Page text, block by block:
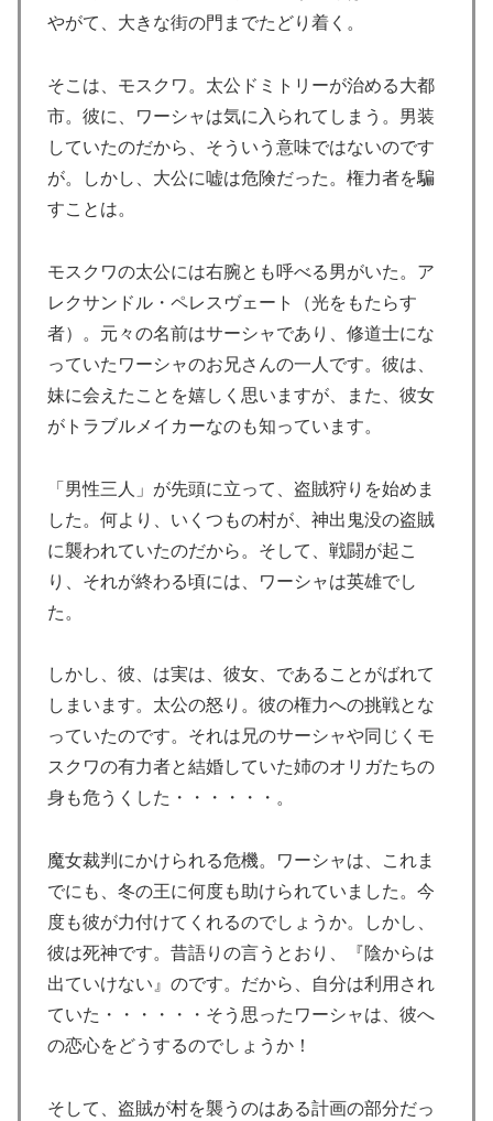
やがて、大きな街の門までたどり着く。
そこは、モスクワ。太公ドミトリーが治める大都
市。彼に、ワーシャは気に入られてしまう。男装
していたのだから、そういう意味ではないのです
が。しかし、大公に嘘は危険だった。権力者を騙
すことは。
モスクワの太公には右腕とも呼べる男がいた。ア
レクサンドル・ペレスヴェート（光をもたらす
者）。元々の名前はサーシャであり、修道士にな
っていたワーシャのお兄さんの一人です。彼は、
妹に会えたことを嬉しく思いますが、また、彼女
がトラブルメイカーなのも知っています。
「男性三人」が先頭に立って、盗賊狩りを始めま
した。何より、いくつもの村が、神出鬼没の盗賊
に襲われていたのだから。そして、戦闘が起こ
り、それが終わる頃には、ワーシャは英雄でし
た。
しかし、彼、は実は、彼女、であることがばれて
しまいます。太公の怒り。彼の権力への挑戦とな
っていたのです。それは兄のサーシャや同じくモ
スクワの有力者と結婚していた姉のオリガたちの
身も危うくした・・・・・・。
魔女裁判にかけられる危機。ワーシャは、これま
でにも、冬の王に何度も助けられていました。今
度も彼が力付けてくれるのでしょうか。しかし、
彼は死神です。昔語りの言うとおり、『陰からは
出ていけない』のです。だから、自分は利用され
ていた・・・・・・そう思ったワーシャは、彼へ
の恋心をどうするのでしょうか！
そして、盗賊が村を襲うのはある計画の部分だっ